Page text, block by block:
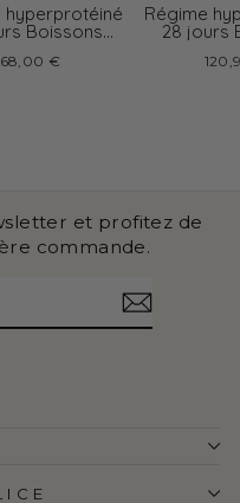
hyperprotéiné
Boissons
68,00 €
Régime
28 jours
et profitez de
commande.